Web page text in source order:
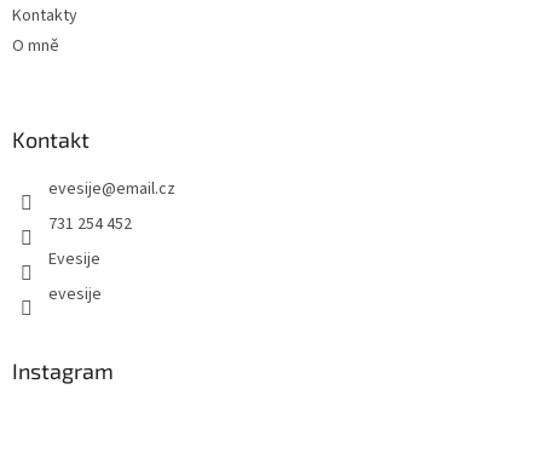
Kontakty
O mně
Kontakt
evesije@email.cz
731 254 452
Evesije
evesije
Instagram